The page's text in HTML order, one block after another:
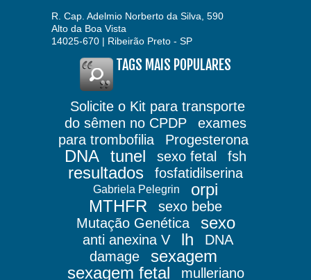
R. Cap. Adelmio Norberto da Silva, 590
Alto da Boa Vista
14025-670 | Ribeirão Preto - SP
TAGS MAIS POPULARES
Solicite o Kit para transporte
do sêmen no CPDP
exames
para trombofilia
Progesterona
DNA tunel sexo fetal fsh
resultados fosfatidilserina
Gabriela Pelegrin
orpi
MTHFR
sexo bebe
Mutação Genética
sexo
anti anexina V lh
DNA
damage
sexagem
sexagem fetal
mulleriano